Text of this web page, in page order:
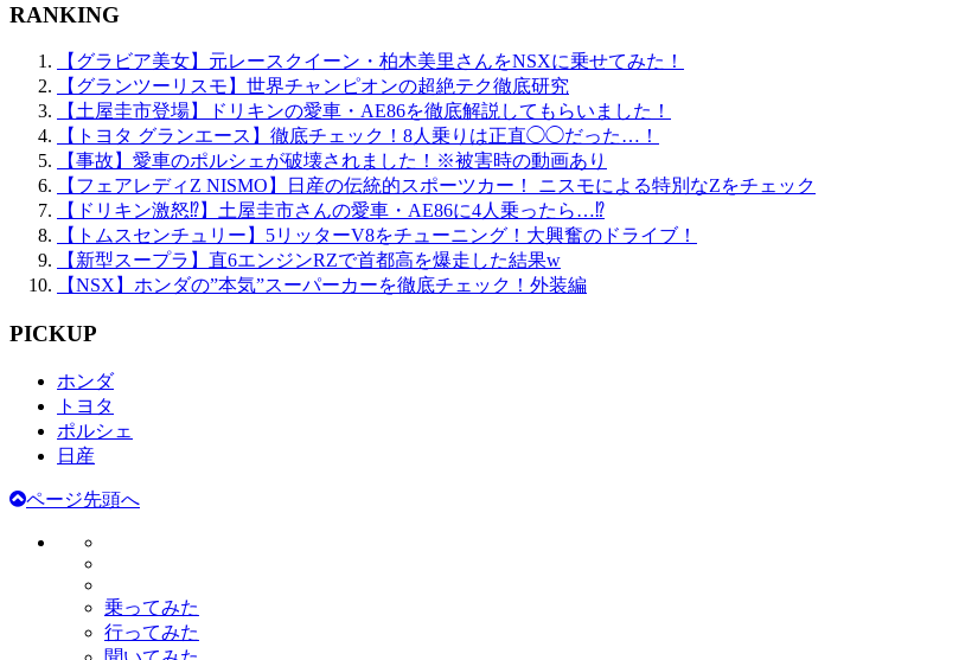
RANKING
【グラビア美女】元レースクイーン・柏木美里さんをNSXに乗せてみた！
【グランツーリスモ】世界チャンピオンの超絶テク徹底研究
【土屋圭市登場】ドリキンの愛車・AE86を徹底解説してもらいました！
【トヨタ グランエース】徹底チェック！8人乗りは正直◯◯だった…！
【事故】愛車のポルシェが破壊されました！※被害時の動画あり
【フェアレディZ NISMO】日産の伝統的スポーツカー！ ニスモによる特別なZをチェック
【ドリキン激怒⁉】土屋圭市さんの愛車・AE86に4人乗ったら…⁉
【トムスセンチュリー】5リッターV8をチューニング！大興奮のドライブ！
【新型スープラ】直6エンジンRZで首都高を爆走した結果w
【NSX】ホンダの”本気”スーパーカーを徹底チェック！外装編
PICKUP
ホンダ
トヨタ
ポルシェ
日産
ページ先頭へ
乗ってみた
行ってみた